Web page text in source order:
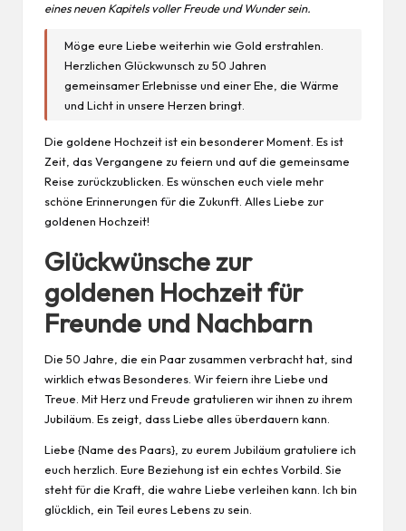
eines neuen Kapitels voller Freude und Wunder sein.
Möge eure Liebe weiterhin wie Gold erstrahlen.
Herzlichen Glückwunsch zu 50 Jahren
gemeinsamer Erlebnisse und einer Ehe, die Wärme
und Licht in unsere Herzen bringt.
Die goldene Hochzeit ist ein besonderer Moment. Es ist
Zeit, das Vergangene zu feiern und auf die gemeinsame
Reise zurückzublicken. Es wünschen euch viele mehr
schöne Erinnerungen für die Zukunft. Alles Liebe zur
goldenen Hochzeit!
Glückwünsche zur
goldenen Hochzeit für
Freunde und Nachbarn
Die 50 Jahre, die ein Paar zusammen verbracht hat, sind
wirklich etwas Besonderes. Wir feiern ihre Liebe und
Treue. Mit Herz und Freude gratulieren wir ihnen zu ihrem
Jubiläum. Es zeigt, dass Liebe alles überdauern kann.
Liebe {Name des Paars}, zu eurem Jubiläum gratuliere ich
euch herzlich. Eure Beziehung ist ein echtes Vorbild. Sie
steht für die Kraft, die wahre Liebe verleihen kann. Ich bin
glücklich, ein Teil eures Lebens zu sein.